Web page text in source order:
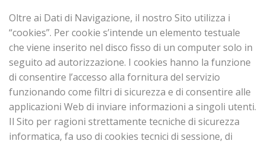
Oltre ai Dati di Navigazione, il nostro Sito utilizza i
“cookies”. Per cookie s’intende un elemento testuale
che viene inserito nel disco fisso di un computer solo in
seguito ad autorizzazione. I cookies hanno la funzione
di consentire l’accesso alla fornitura del servizio
funzionando come filtri di sicurezza e di consentire alle
applicazioni Web di inviare informazioni a singoli utenti.
Il Sito per ragioni strettamente tecniche di sicurezza
informatica, fa uso di cookies tecnici di sessione, di